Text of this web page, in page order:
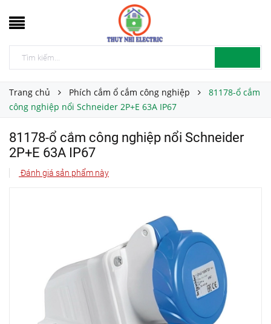
Trang chủ Phích cắm ổ cắm công nghiệp
81178-ổ cắm
công nghiệp nổi Schneider 2P+E 63A IP67
81178-ổ cắm công nghiệp nổi Schneider
2P+E 63A IP67
Đánh giá sản phẩm này